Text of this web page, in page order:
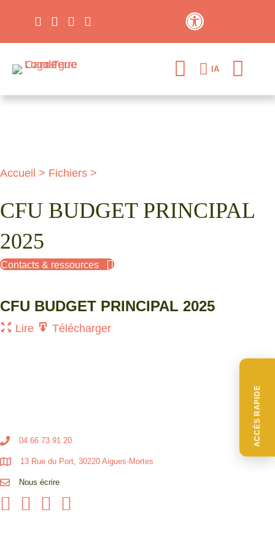
ACCÈS RAPIDE
IA
Accueil > Fichiers >
CFU BUDGET PRINCIPAL
2025
Contacts & ressources
CFU BUDGET PRINCIPAL 2025
Lire Télécharger
04 66 73 91 20
13 Rue du Port, 30220 Aigues-Mortes
Nous écrire